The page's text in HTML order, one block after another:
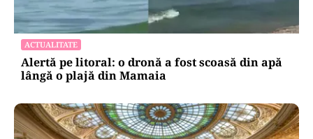
ACTUALITATE
Alertă pe litoral: o dronă a fost scoasă din apă
lângă o plajă din Mamaia